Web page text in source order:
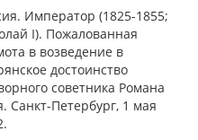
Император (1825-1855;
I). Пожалованная
в возведение в
достоинство
советника Романа
Санкт-Петербург, 1 мая